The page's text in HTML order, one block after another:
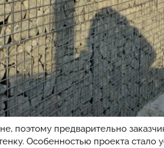
поэтому предварительно
Особенностью проекта стало